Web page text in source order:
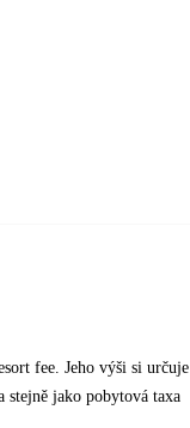
fee. Jeho výši si určuje
stejně jako pobytová taxa